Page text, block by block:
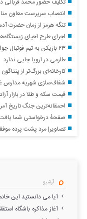
انتصاب سرپرست معاون
تنگه هرمز از زمان حضرت آدم تا ۹ اسفند ۱۴۰۴ باز
اجرای طرح احیای
۲۳ بازیکن به تیم فوتبال جوانان دعوت شدند
طارمی در اروپا جایی ندارد
کارخانه‌ای بزرگ‌تر از پنتاگون
شفاف‌سازی شهریه مدارس غیردولتی در
قیمت سکه و طلا در بازار آزاد در ۱۹
احمقانه‌ترین جنگ تاریخ
صفحهٔ درخواستی شما
تصاویر| مرد پشت پرده
آرشیو
آیا می دانستید این
آغاز مذاکره باشگاه